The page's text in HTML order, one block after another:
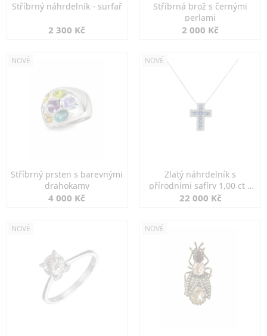
Stříbrný náhrdelník - surfař
2 300 Kč
Stříbrná brož s černými
perlami
2 000 Kč
NOVÉ
Stříbrný prsten s barevnými
drahokamy
4 000 Kč
NOVÉ
Zlatý náhrdelník s
přírodními safíry 1,00 ct a
diamanty
22 000 Kč
NOVÉ NOVÉ